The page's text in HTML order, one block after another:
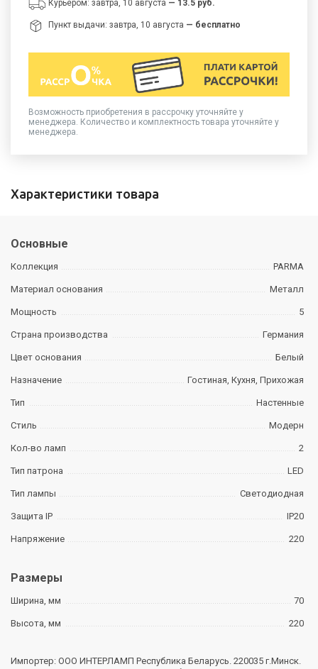
Курьером: завтра, 10 августа — 13.5 руб.
Пункт выдачи: завтра, 10 августа — бесплатно
Возможность приобретения в рассрочку уточняйте у
менеджера. Количество и комплектность товара уточняйте у
менеджера.
Характеристики товара
Основные
Коллекция PARMA
Материал основания Металл
Мощность 5
Страна производства Германия
Цвет основания Белый
Назначение Гостиная, Кухня, Прихожая
Тип Настенные
Стиль Модерн
Кол-во ламп 2
Тип патрона LED
Тип лампы Светодиодная
Защита IP IP20
Напряжение 220
Размеры
Ширина, мм 70
Высота, мм 220
Импортер: ООО ИНТЕРЛАМП Республика Беларусь. 220035 г.Минск.